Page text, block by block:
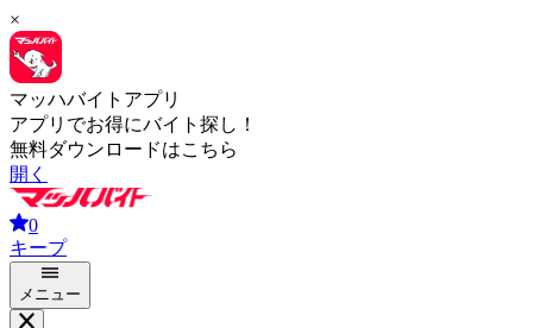
×
マッハバイトアプリ
アプリでお得にバイト探し！
無料ダウンロードはこちら
開く
0
キープ
メニュー